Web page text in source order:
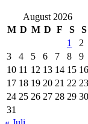
August 2026
M D M D F S
S
1
2
3
4 5 6 7 8
9
10 11 12 13 14 15 16
17 18 19 20 21 22 23
24 25 26 27 28 29 30
31